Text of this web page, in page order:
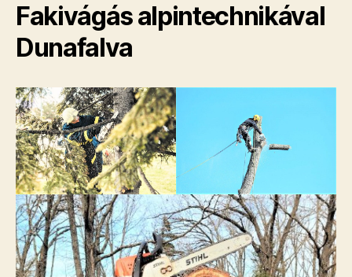
Fakivágás alpintechnikával
Dunafalva